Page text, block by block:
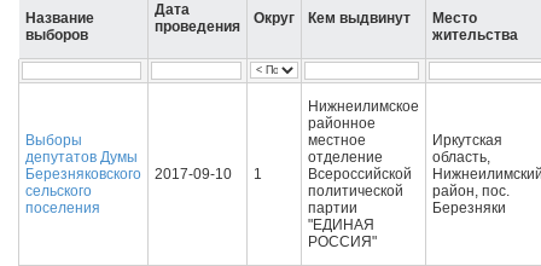
Название
выборов
Дата
проведения
Округ Кем выдвинут
Место
жительства
Выборы
депутатов Думы
Березняковского
сельского
поселения
2017-09-10 1
Нижнеилимское
районное
местное
отделение
Всероссийской
политической
партии
"ЕДИНАЯ
РОССИЯ"
Иркутская
область,
район, пос.
Березняки